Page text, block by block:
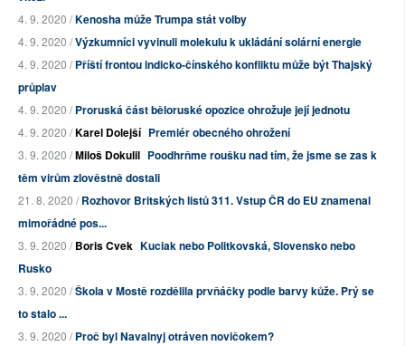
4. 9. 2020 /Kenosha může Trumpa stát volby
4. 9. 2020 /Výzkumníci vyvinuli molekulu k ukládání solární energie
4. 9. 2020 /Příští frontou indicko-čínského konfliktu může být Thajský
průplav
4. 9. 2020 /Proruská část běloruské opozice ohrožuje její jednotu
4. 9. 2020 /Karel Dolejší Premiér obecného ohrožení
3. 9. 2020 /Miloš Dokulil Poodhrňme roušku nad tím, že jsme se zas k
těm virům zlověstně dostali
21. 8. 2020 /Rozhovor Britských listů 311. Vstup ČR do EU znamenal
mimořádné pos...
3. 9. 2020 /Boris Cvek Kuciak nebo Politkovská, Slovensko nebo
Rusko
3. 9. 2020 /Škola v Mostě rozdělila prvňáčky podle barvy kůže. Prý se
to stalo ...
3. 9. 2020 /Proč byl Navalnyj otráven novičokem?